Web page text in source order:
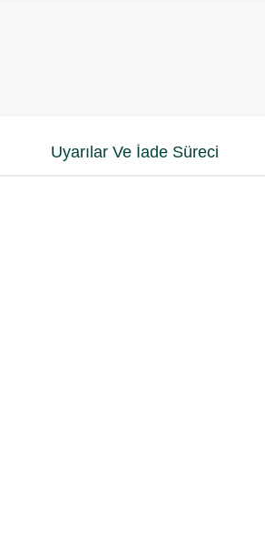
Uyarılar Ve İade Süreci